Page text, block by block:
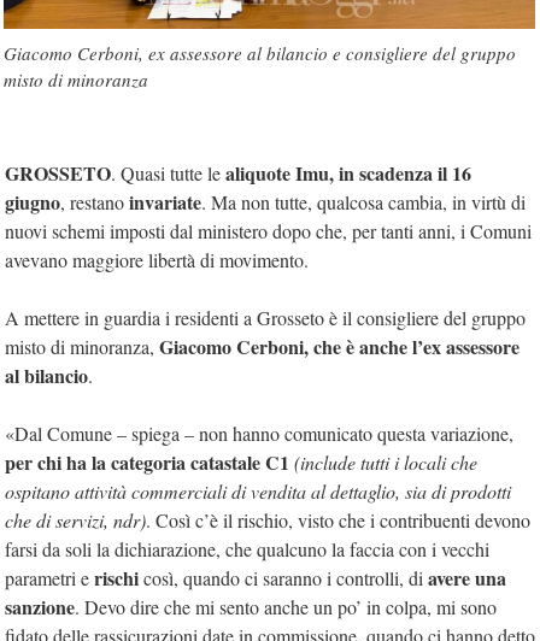
Giacomo Cerboni, ex assessore al bilancio e consigliere del gruppo
misto di minoranza
GROSSETO. Quasi tutte lealiquote Imu, in scadenza il 16
giugno, restanoinvariate. Ma non tutte, qualcosa cambia, in virtù di
nuovi schemi imposti dal ministero dopo che, per tanti anni, i Comuni
avevano maggiore libertà di movimento.
A mettere in guardia i residenti a Grosseto è il consigliere del gruppo
misto di minoranza, Giacomo Cerboni, che è anche l’ex assessore
al bilancio.
«Dal Comune – spiega – non hanno comunicato questa variazione,
per chi ha la categoria catastale C1 (include tutti i locali che
ospitano attività commerciali di vendita al dettaglio, sia di prodotti
che di servizi, ndr). Così c’è il rischio, visto che i contribuenti devono
farsi da soli la dichiarazione, che qualcuno la faccia con i vecchi
parametri erischicosì, quando ci saranno i controlli, di avere una
sanzione. Devo dire che mi sento anche un po’ in colpa, mi sono
fidato delle rassicurazioni date in commissione, quando ci hanno detto